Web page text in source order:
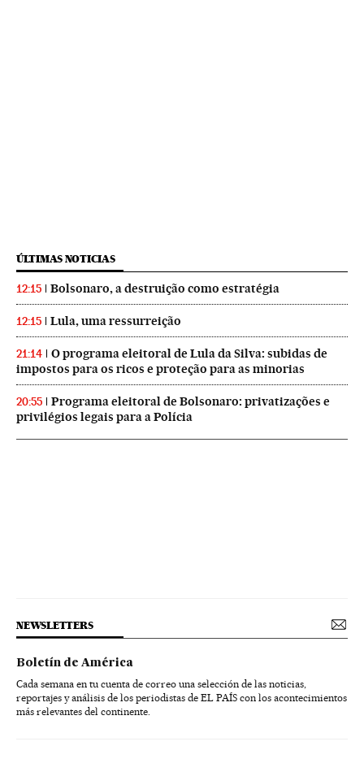
ÚLTIMAS NOTICIAS
12:15 Bolsonaro, a destruição como estratégia
12:15 Lula, uma ressurreição
21:14
O programa eleitoral de Lula da Silva: subidas de
impostos para os ricos e proteção para as minorias
20:55
Programa eleitoral de Bolsonaro: privatizações e
privilégios legais para a Polícia
NEWSLETTERS
Boletín de América
Cada semana en tu cuenta de correo una selección de las noticias,
reportajes y análisis de los periodistas de EL PAÍS con los acontecimientos
más relevantes del continente.